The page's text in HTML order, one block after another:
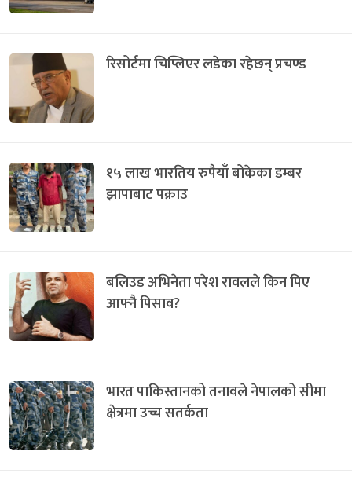
रिसोर्टमा चिप्लिएर लडेका रहेछन् प्रचण्ड
१५ लाख भारतिय रुपैयाँ बोकेका डम्बर
झापाबाट पक्राउ
बलिउड अभिनेता परेश रावलले किन पिए
आफ्नै पिसाव?
भारत पाकिस्तानको तनावले नेपालको सीमा
क्षेत्रमा उच्च सतर्कता